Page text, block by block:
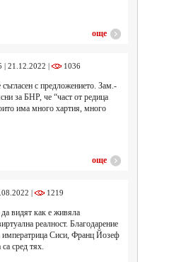
още
| 21.12.2022 | 1036
с предложението. Зам.-
за БНР, че “част от редица
има много хартия, много
още
| 1219
видят как е живяла
реалност. Благодарение
императрица Сиси, Франц Йозеф
сред тях.